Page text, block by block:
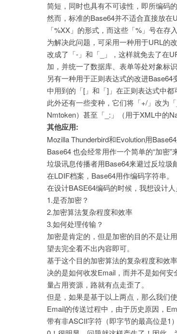
简短，同时也具有不可读性，即所编码
然而，标准的Base64并不适合直接放
「%XX」的形式，而这些「%」号在存
为解决此问题，可采用一种用于URL的
改成了「-」和「_」，这样就免去了在
加，并统一了数据库、表单等处对象标识
另有一种用于正则表达式的改进
中用到的「[」和「]」在正则表达式中都
此外还有一些变种，它们将「+/」改为
Nmtoken）甚至「_:」（用于XML中的
其他应用:
Mozilla Thunderbird和Evolution用
Base64 也会经常用作一个简单的“加密”
垃圾讯息传播者用Base64来避过反垃圾
在LDIF档案，Base64用作编码字符串。
在设计BASE64编码的时候，我想设计
1.是否加密？
2.加密算法复杂程度和效率
3.如何处理传输？
加密是肯定的，但是加密的目的不是让
望去完全看不出内容即可。
基于这个目的加密算法的复杂程度和效
决的是如何收发Email，而并不是如何
量占用资源，路就有点走歪了。
但是，如果是基于以上两点，那么我们
Email的传送过程中，由于历史原因，
带有非ASCII字符（即字节的最高位是1